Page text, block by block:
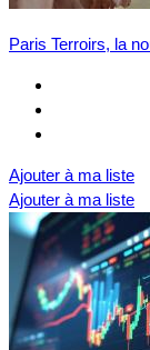
Paris Terroirs, la
Ajouter à ma liste
Ajouter à ma liste